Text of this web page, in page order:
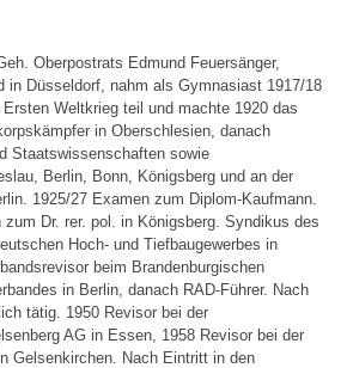
Oberpostrats Edmund Feuersänger,
in Düsseldorf, nahm als Gymnasiast 1917/18
Weltkrieg teil und machte 1920 das
in Oberschlesien, danach
Staatswissenschaften sowie
Berlin, Bonn, Königsberg und an der
1925/27 Examen zum Diplom-Kaufmann.
zum Dr. rer. pol. in Königsberg. Syndikus des
Hoch- und Tiefbaugewerbes in
beim Brandenburgischen
in Berlin, danach RAD-Führer. Nach
tätig. 1950 Revisor bei der
AG in Essen, 1958 Revisor bei der
Gelsenkirchen. Nach Eintritt in den